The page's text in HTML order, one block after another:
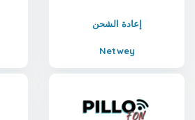
إعادة الشحن
Netwey